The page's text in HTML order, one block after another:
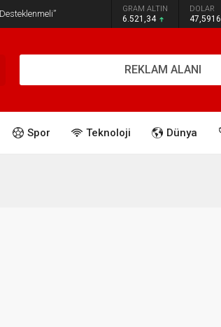
GRAM ALTIN
6.521,34
DOLAR
47,5916
REKLAM ALANI
Spor Teknoloji Dünya